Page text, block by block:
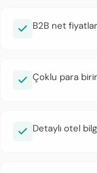
B2B net
Çoklu para
Detaylı otel